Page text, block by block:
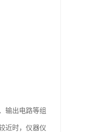
输出电路等组
近时，仪器仪